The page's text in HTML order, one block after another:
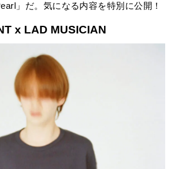
」だ。気になる内容を特別に公開！
x LAD MUSICIAN